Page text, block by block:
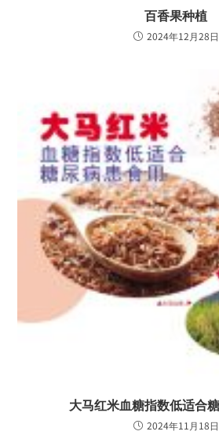
百香果种植
2024年12月28日
大马红米血糖指数低适合
2024年11月18日